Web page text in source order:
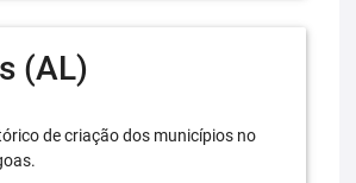
(AL)
de criação dos municípios no